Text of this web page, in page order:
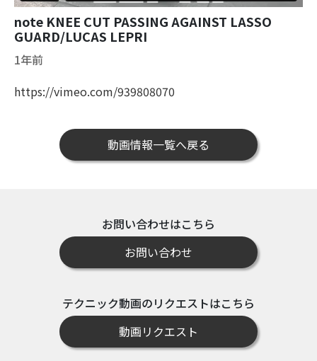
note KNEE CUT PASSING AGAINST LASSO
GUARD/LUCAS LEPRI
1年前
https://vimeo.com/939808070
動画情報一覧へ戻る
お問い合わせはこちら
お問い合わせ
テクニック動画のリクエストはこちら
動画リクエスト